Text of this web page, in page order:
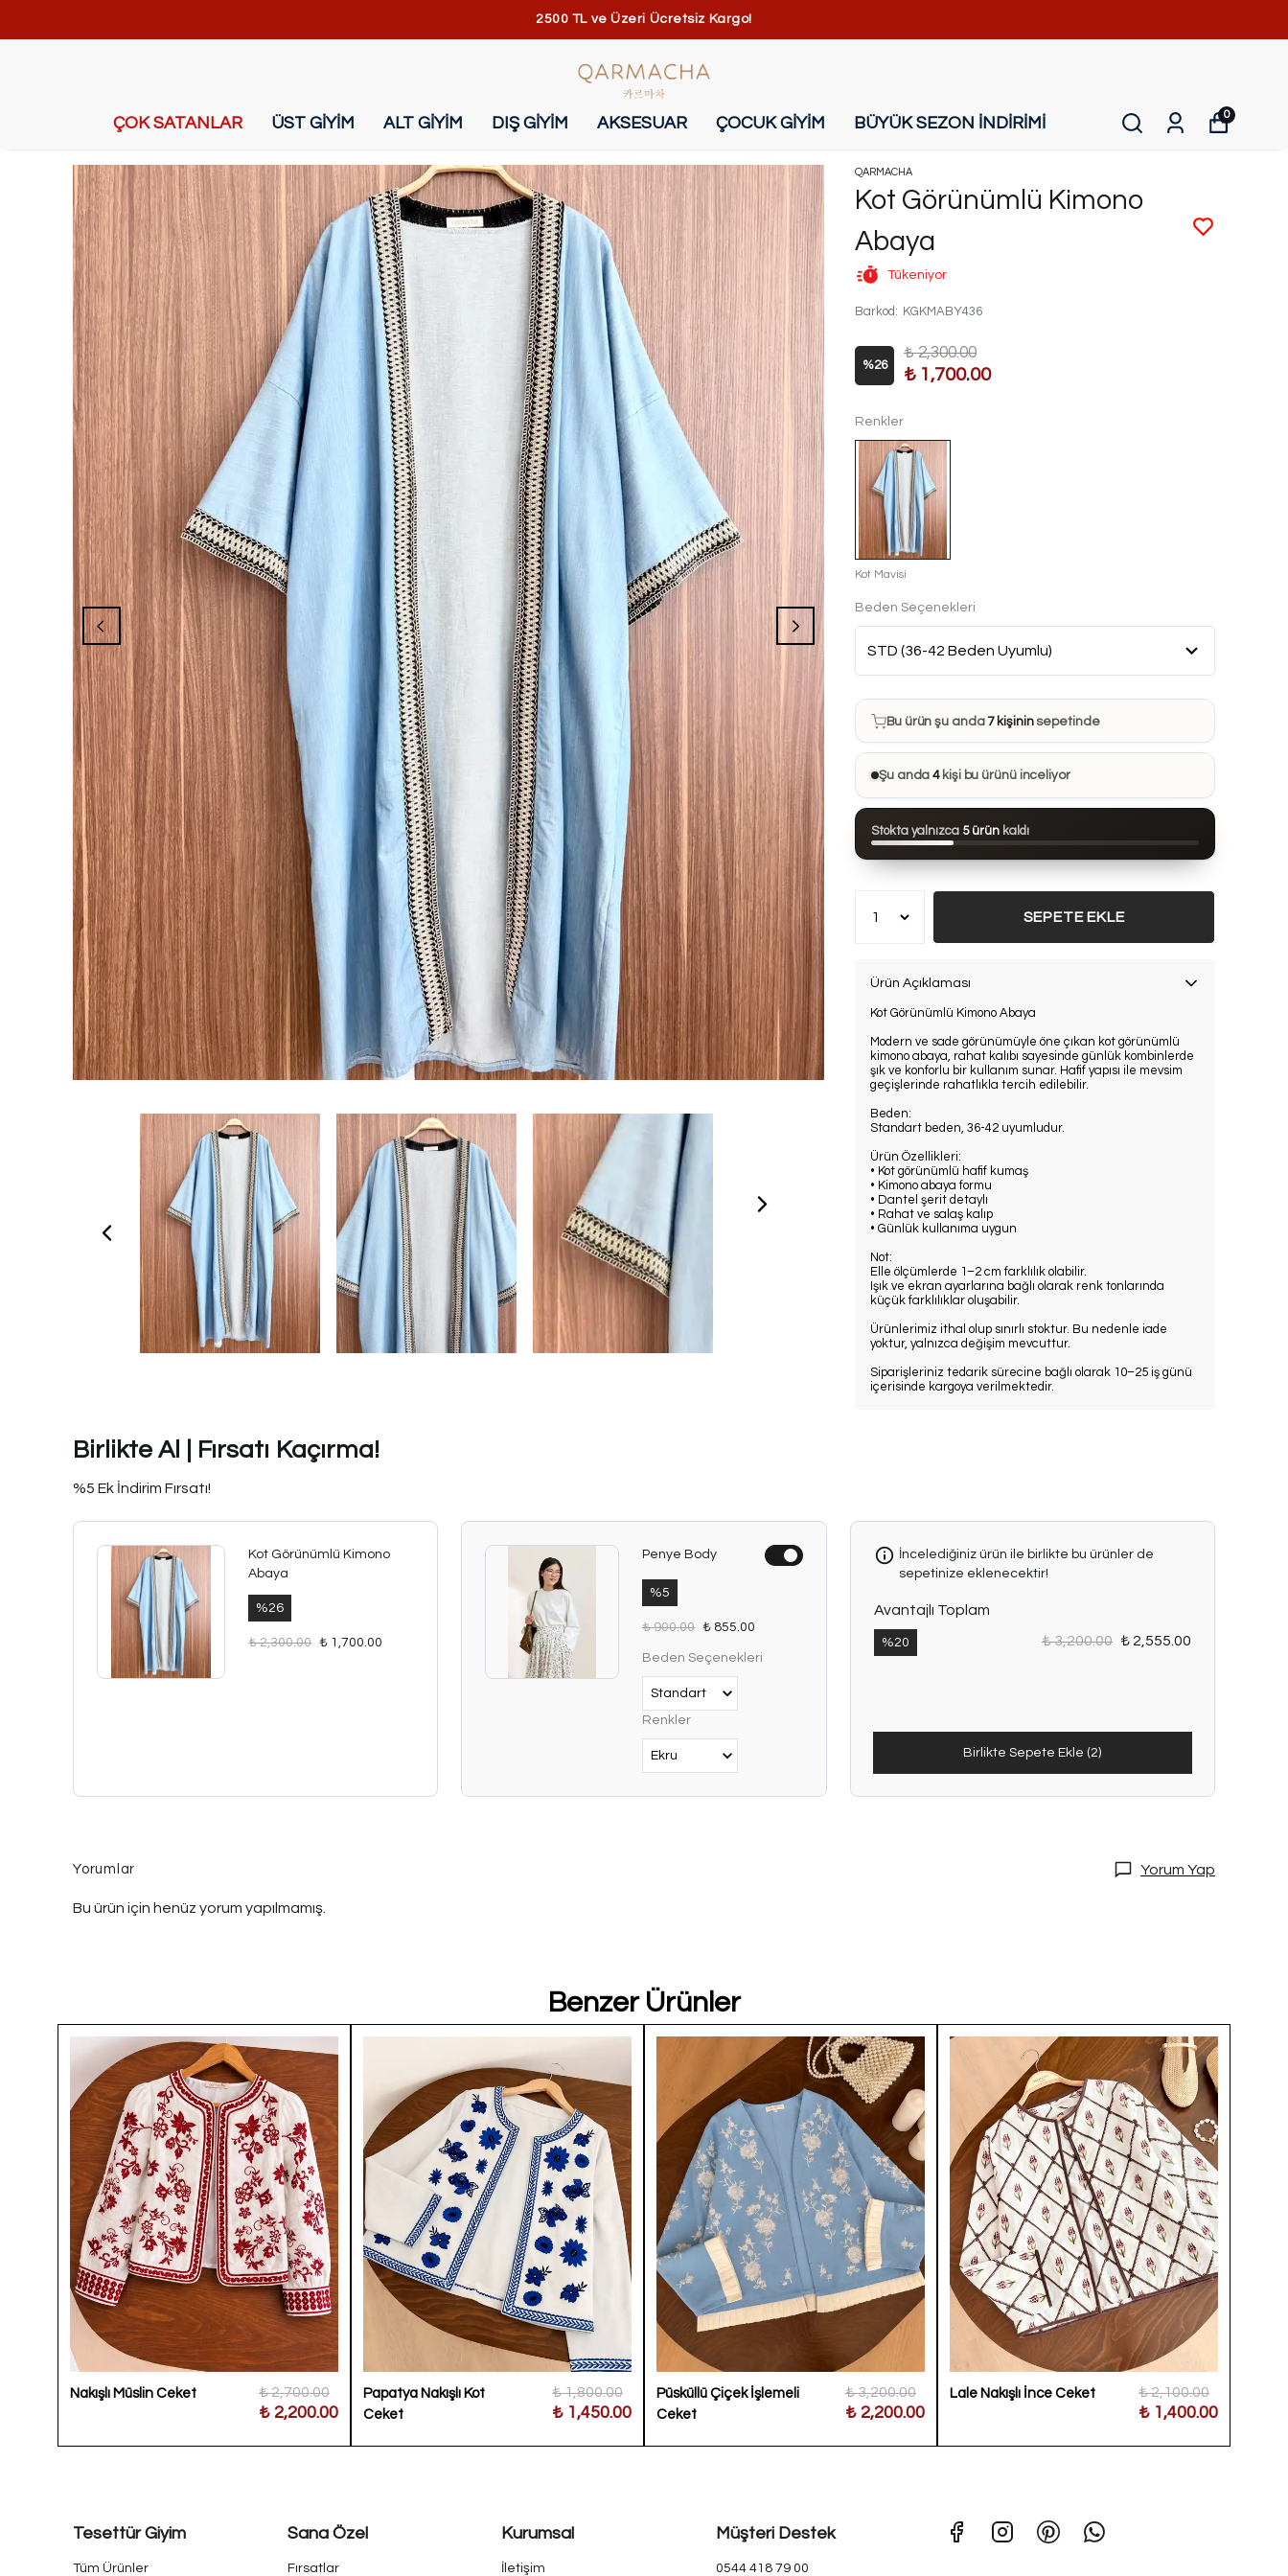
2500 TL ve Üzeri Ücretsiz Kargo!
ÇOK SATANLAR ÜST GİYİM ALT GİYİM DIŞ GİYİM AKSESUAR ÇOCUK GİYİM BÜYÜK SEZON İNDİRİMİ 0
QARMACHA
Kot Görünümlü Kimono
Abaya
Tükeniyor
Barkod : KGKMABY436
%26
₺ 2,300.00
₺ 1,700.00
Renkler
Kot Mavisi
Beden Seçenekleri
Bu ürün son 7 günde12 kezsatın alındı
Bu ürün şu anda7 kişininsepetinde
Bu ürünü 14 kişi favorilerine ekledi
Bu ürün son 24 saatte87 kezgörüntülendi
Şu anda4kişi bu ürünü inceliyor
Stokta yalnızca 5 ürün kaldı
SEPETE EKLE
Ürün Açıklaması
Kot Görünümlü Kimono Abaya
Modern ve sade görünümüyle öne çıkan kot görünümlü
kimono abaya, rahat kalıbı sayesinde günlük kombinlerde
şık ve konforlu bir kullanım sunar. Hafif yapısı ile mevsim
geçişlerinde rahatlıkla tercih edilebilir.
Beden:
Standart beden, 36-42 uyumludur.
Ürün Özellikleri:
• Kot görünümlü hafif kumaş
• Kimono abaya formu
• Dantel şerit detaylı
• Rahat ve salaş kalıp
• Günlük kullanıma uygun
Not:
Elle ölçümlerde 1–2 cm farklılık olabilir.
Işık ve ekran ayarlarına bağlı olarak renk tonlarında
küçük farklılıklar oluşabilir.
Ürünlerimiz ithal olup sınırlı stoktur. Bu nedenle iade
yoktur, yalnızca değişim mevcuttur.
Siparişleriniz tedarik sürecine bağlı olarak 10–25 iş günü
içerisinde kargoya verilmektedir.
Birlikte Al | Fırsatı Kaçırma!
%5 Ek İndirim Fırsatı!
Kot Görünümlü Kimono
Abaya
%26
₺ 2,300.00 ₺ 1,700.00
Penye Body
%5
₺ 900.00 ₺ 855.00
Beden Seçenekleri
Renkler
İncelediğiniz ürün ile birlikte bu ürünler de
sepetinize eklenecektir!
Avantajlı Toplam
%20 ₺ 3,200.00 ₺ 2,555.00
Birlikte Sepete Ekle (2)
Yorumlar Yorum Yap
Bu ürün için henüz yorum yapılmamış.
Benzer Ürünler
Nakışlı Müslin Ceket ₺ 2,700.00
₺ 2,200.00
Papatya Nakışlı Kot
Ceket
₺ 1,800.00
₺ 1,450.00
Püsküllü Çiçek İşlemeli
Ceket
₺ 3,200.00
₺ 2,200.00
Lale Nakışlı İnce Ceket ₺ 2,100.00
₺ 1,400.00
Tesettür Giyim
Tüm Ürünler
Sana Özel
Fırsatlar
Kurumsal
İletişim
Müşteri Destek
0544 418 79 00